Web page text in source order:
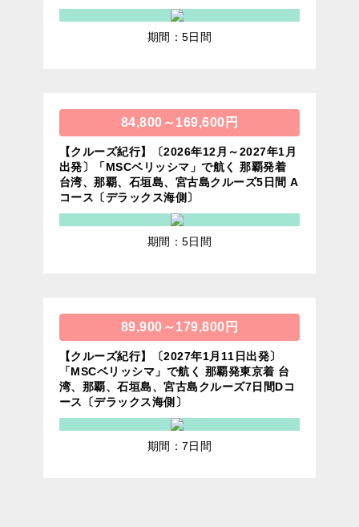
期間：5日間
84,800～169,600円
【クルーズ紀行】〔2026年12月～2027年1月
出発〕「MSCベリッシマ」で航く 那覇発着
台湾、那覇、石垣島、宮古島クルーズ5日間 A
コース〔デラックス海側〕
期間：5日間
89,900～179,800円
【クルーズ紀行】〔2027年1月11日出発〕
「MSCベリッシマ」で航く 那覇発東京着 台
湾、那覇、石垣島、宮古島クルーズ7日間Dコ
ース〔デラックス海側〕
期間：7日間